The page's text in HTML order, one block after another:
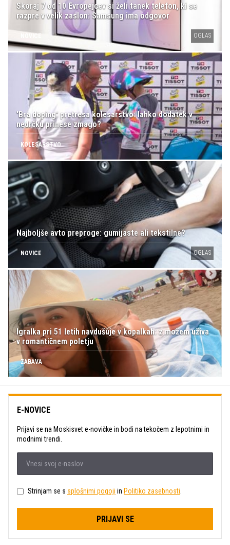
Skoraj 7 od 10 Evropejcev si želi tanek telefon, ki se
razpre v velik zaslon: Samsung ima odgovor
NOVICE OGLAS
'Bra doping' pretresa kolesarstvo: lahko dodatek v
nedrčku prinese zmago?
KOLESARSTVO
Najboljše avto preproge: gumijaste ali tekstilne?
NOVICE OGLAS
Igralka pri 51 letih navdušuje v kopalkah: z možem uživa
v romantičnem poletju
ZABAVA
E-NOVICE
Prijavi se na Moskisvet e-novičke in bodi na tekočem z lepotnimi in
modnimi trendi.
Strinjam se s splošnimi pogoji in Politiko zasebnosti.
PRIJAVI SE